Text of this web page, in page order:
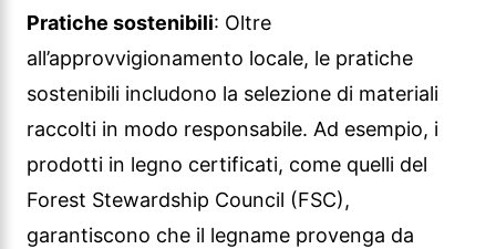
Pratiche sostenibili: Oltre
all’approvvigionamento locale, le pratiche
sostenibili includono la selezione di materiali
raccolti in modo responsabile. Ad esempio, i
prodotti in legno certificati, come quelli del
Forest Stewardship Council (FSC),
garantiscono che il legname provenga da